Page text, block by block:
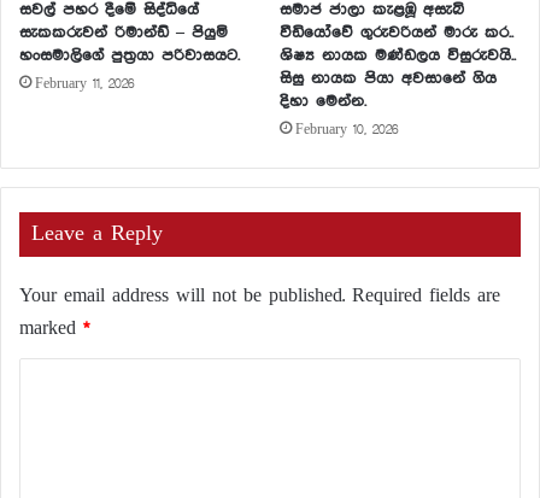
සවල් පහර දීමේ සිද්ධියේ
සැකකරුවන් රිමාන්ඩ් – පියුමි
හංසමාලිගේ පුත්‍රයා පරිවාසයට.
February 11, 2026
සමාජ ජාලා කැළඹූ අසැබි
වීඩියෝවේ ගුරුවරියන් මාරු කර..
ශිෂ්‍ය නායක මණ්ඩලය විසුරුවයි..
සිසු නායක පියා අවසානේ ගිය
දිහා මෙන්න.
February 10, 2026
Leave a Reply
Your email address will not be published. Required fields are
marked *